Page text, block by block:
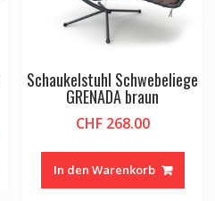
Schaukelstuhl Schwebeliege
GRENADA braun
CHF268.00
In den Warenkorb